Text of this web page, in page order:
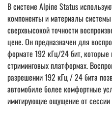
В системе Alpine Status
компоненты и материалы
сверхвысокой точности
цене. Он предназначен для
формате 192 кГц/24 бит, которые
стриминговых платформах.
разрешении 192 кГц / 24 бита
автомобиле более комфортные
имитирующие ощущение от сессии